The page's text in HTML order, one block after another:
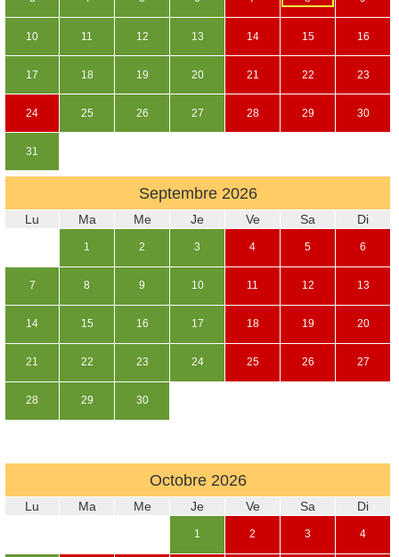
10 11 12 13 14 15 16
17 18 19 20 21 22 23
24 25 26 27 28 29 30
31
Septembre 2026
Lu Ma Me Je Ve Sa Di
1 2 3 4 5 6
7 8 9 10 11 12 13
14 15 16 17 18 19 20
21 22 23 24 25 26 27
28 29 30
Octobre 2026
Lu Ma Me Je Ve Sa Di
1 2 3 4